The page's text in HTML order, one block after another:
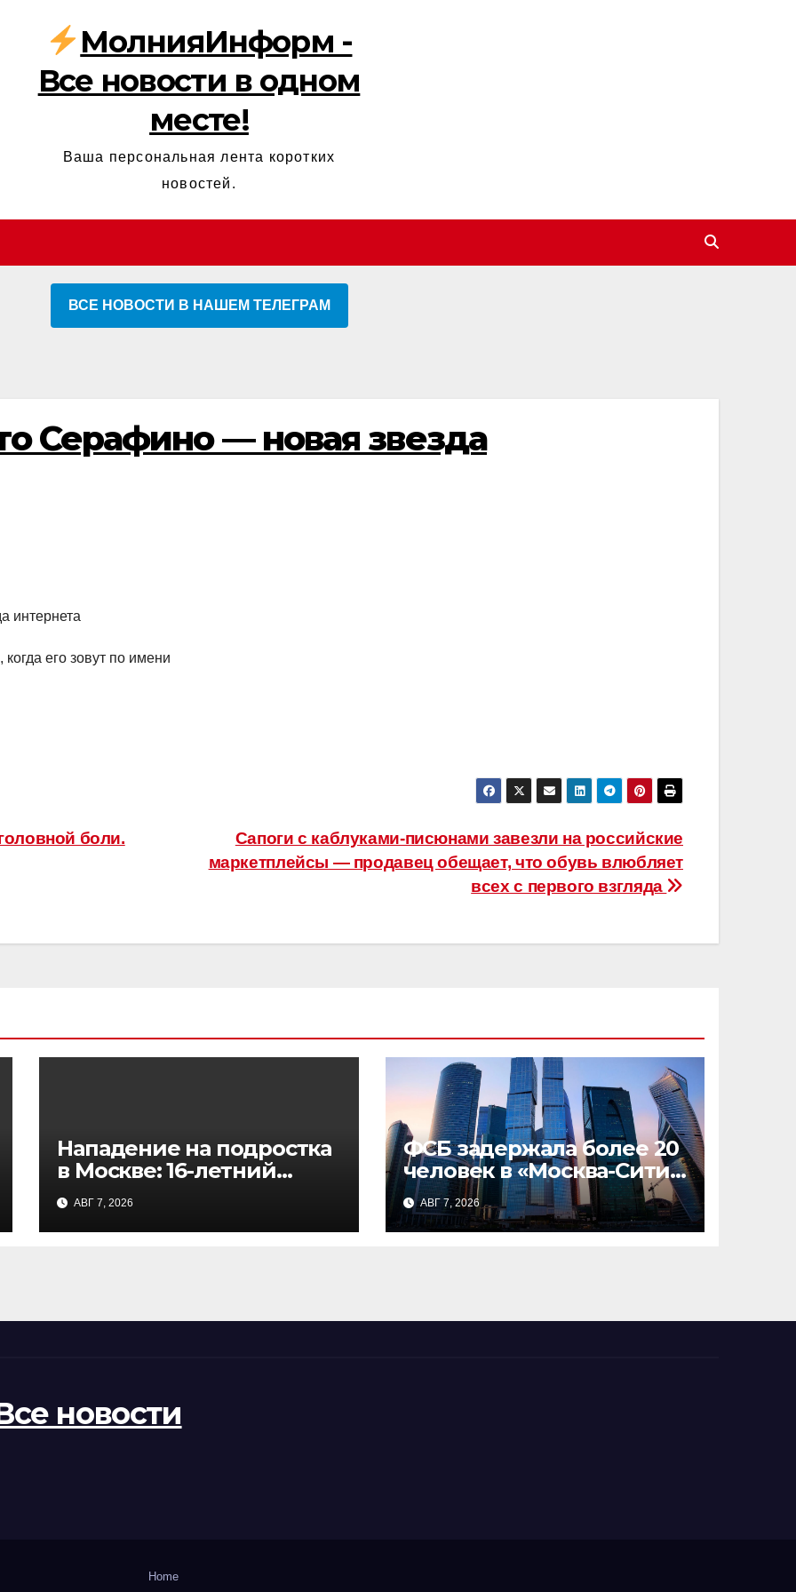
МолнияИнформ -
Все новости в одном
месте!
Ваша персональная лента коротких
новостей.
ВСЕ НОВОСТИ В НАШЕМ ТЕЛЕГРАМ
Серафино — новая звезда
интернета
его зовут по имени
Сапоги с каблуками-писюнами завезли на российские
маркетплейсы — продавец обещает, что обувь влюбляет
всех с первого взгляда
боли.
Нападение на подростка
в Москве: 16-летний
юноша
госпитализирован с
ножевыми ранениями
АВГ 7, 2026
ФСБ задержала более 20
человек в «Москва-Сити»
за нелегальную работу
криптообменников
АВГ 7, 2026
новости
Home